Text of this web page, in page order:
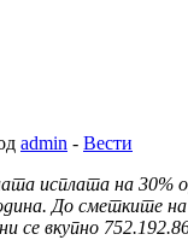
admin - Вести
исплата на 30%
До сметките
се вкупно